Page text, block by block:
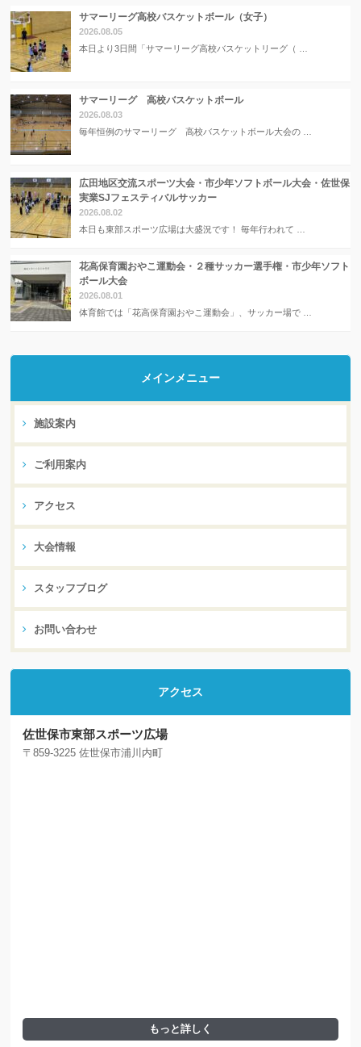
サマーリーグ高校バスケットボール（女子）
2026.08.05
本日より3日間「サマーリーグ高校バスケットリーグ（ …
サマーリーグ 高校バスケットボール
2026.08.03
毎年恒例のサマーリーグ 高校バスケットボール大会の …
広田地区交流スポーツ大会・市少年ソフトボール大会・佐世保
実業SJフェスティバルサッカー
2026.08.02
本日も東部スポーツ広場は大盛況です！ 毎年行われて …
花高保育園おやこ運動会・２種サッカー選手権・市少年ソフト
ボール大会
2026.08.01
体育館では「花高保育園おやこ運動会」、サッカー場で …
メインメニュー
施設案内
ご利用案内
アクセス
大会情報
スタッフブログ
お問い合わせ
アクセス
佐世保市東部スポーツ広場
〒859-3225 佐世保市浦川内町
もっと詳しく